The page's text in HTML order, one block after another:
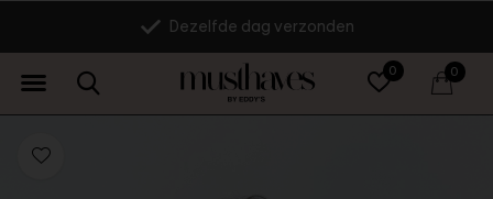
0 0
Dezelfde dag verzonden